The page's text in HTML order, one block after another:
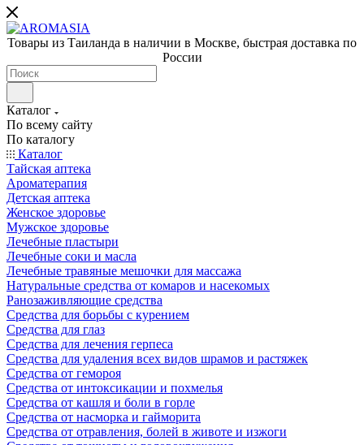
Товары из Таиланда в наличии в Москве, быстрая доставка по
России
Каталог
По всему сайту
По каталогу
Каталог
Тайская аптека
Ароматерапия
Детская аптека
Женское здоровье
Мужское здоровье
Лечебные пластыри
Лечебные соки и масла
Лечебные травяные мешочки для массажа
Натуральные средства от комаров и насекомых
Ранозаживляющие средства
Средства для борьбы с курением
Средства для глаз
Средства для лечения герпеса
Средства для удаления всех видов шрамов и растяжек
Средства от гемороя
Средства от интоксикации и похмелья
Средства от кашля и боли в горле
Средства от насморка и гайморита
Средства от отравления, болей в животе и изжоги